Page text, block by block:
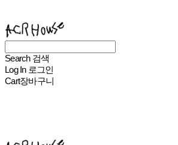
Search 검색
Log In 로그인
Cart장바구니